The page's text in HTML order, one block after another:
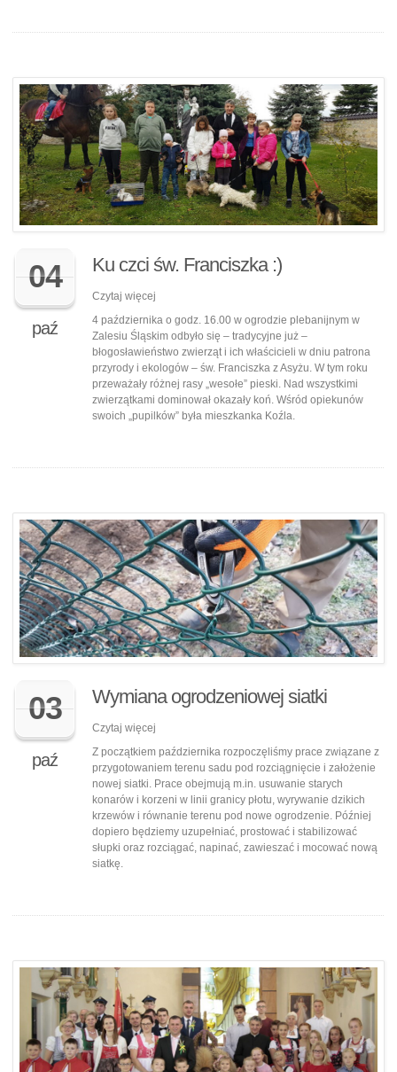
04
paź
Ku czci św. Franciszka :)
Czytaj więcej
4 października o godz. 16.00 w ogrodzie plebanijnym w
Zalesiu Śląskim odbyło się – tradycyjne już –
błogosławieństwo zwierząt i ich właścicieli w dniu patrona
przyrody i ekologów – św. Franciszka z Asyżu. W tym roku
przeważały różnej rasy „wesołe” pieski. Nad wszystkimi
zwierzątkami dominował okazały koń. Wśród opiekunów
swoich „pupilków” była mieszkanka Koźla.
03
paź
Wymiana ogrodzeniowej siatki
Czytaj więcej
Z początkiem października rozpoczęliśmy prace związane z
przygotowaniem terenu sadu pod rozciągnięcie i założenie
nowej siatki. Prace obejmują m.in. usuwanie starych
konarów i korzeni w linii granicy płotu, wyrywanie dzikich
krzewów i równanie terenu pod nowe ogrodzenie. Później
dopiero będziemy uzupełniać, prostować i stabilizować
słupki oraz rozciągać, napinać, zawieszać i mocować nową
siatkę.